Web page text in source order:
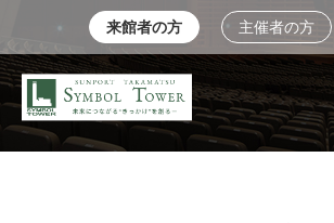
来館者の方 主催者の方